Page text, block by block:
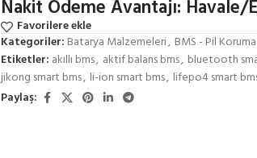
Nakit Ödeme Avantajı: Havale/
Favorilere ekle
Kategoriler: Batarya Malzemeleri, BMS - Pil
Etiketler: akıllı bms, aktif balans bms, bluetooth
jikong smart bms, li-ion smart bms, lifepo4 smart
Paylaş: